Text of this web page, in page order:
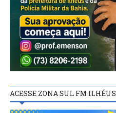
ACESSE ZONA SUL FM ILHÉUS